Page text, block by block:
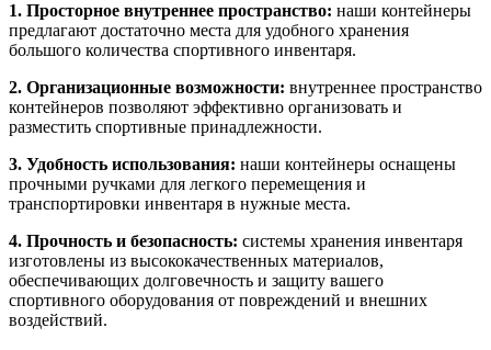
1. Просторное внутреннее пространство: наши контейнеры
предлагают достаточно места для удобного хранения
большого количества спортивного инвентаря.
2. Организационные возможности: внутреннее пространство
контейнеров позволяют эффективно организовать и
разместить спортивные принадлежности.
3. Удобность использования: наши контейнеры оснащены
прочными ручками для легкого перемещения и
транспортировки инвентаря в нужные места.
4. Прочность и безопасность: системы хранения инвентаря
изготовлены из высококачественных материалов,
обеспечивающих долговечность и защиту вашего
спортивного оборудования от повреждений и внешних
воздействий.